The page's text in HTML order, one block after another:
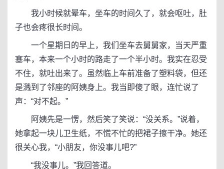
我小时候就晕车，坐车的时间久了，就会呕吐，肚
子也会疼很长时间。
一个星期日的早上，我们坐车去舅舅家，当天严重
塞车，本来一个小时的路走了一个半小时。我实在忍受
不住，就吐出来了。虽然临上车前准备了塑料袋，但还
是溅到了邻座的阿姨身上。我当即傻了眼，连忙说了
声：“对不起。”
阿姨先是一愣，然后笑了笑说：“没关系。”说着，
她拿起一块儿卫生纸，不慌不忙的把裙子擦干净。她还
很关心我，“小朋友，你没事儿吧?”
“我没事儿。”我回答道。